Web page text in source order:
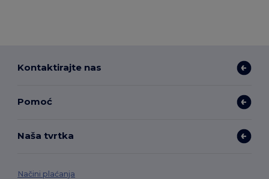
Kontaktirajte nas
Pomoć
Naša tvrtka
Načini plaćanja